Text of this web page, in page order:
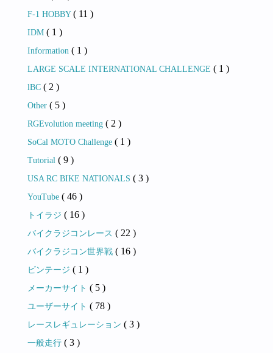
F-1 HOBBY ( 11 )
IDM ( 1 )
Information ( 1 )
LARGE SCALE INTERNATIONAL CHALLENGE ( 1 )
lBC ( 2 )
Other ( 5 )
RGEvolution meeting ( 2 )
SoCal MOTO Challenge ( 1 )
Tutorial ( 9 )
USA RC BIKE NATIONALS ( 3 )
YouTube ( 46 )
トイラジ ( 16 )
バイクラジコンレース ( 22 )
バイクラジコン世界戦 ( 16 )
ビンテージ ( 1 )
メーカーサイト ( 5 )
ユーザーサイト ( 78 )
レースレギュレーション ( 3 )
一般走行 ( 3 )